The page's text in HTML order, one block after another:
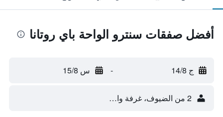
أفضل صفقات سنترو الواحة باي روتانا
ج 14/8 - س 15/8
2 من الضيوف، غرفة واحدة